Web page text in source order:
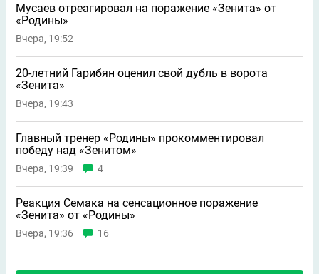
Мусаев отреагировал на поражение «Зенита» от
«Родины»
Вчера, 19:52
20-летний Гарибян оценил свой дубль в ворота
«Зенита»
Вчера, 19:43
Главный тренер «Родины» прокомментировал
победу над «Зенитом»
Вчера, 19:39 4
Реакция Семака на сенсационное поражение
«Зенита» от «Родины»
Вчера, 19:36 16